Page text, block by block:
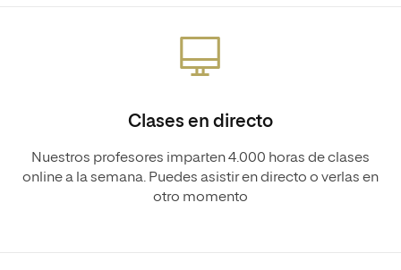
Clases en directo
Nuestros profesores imparten 4.000 horas de clases
online a la semana. Puedes asistir en directo o verlas en
otro momento